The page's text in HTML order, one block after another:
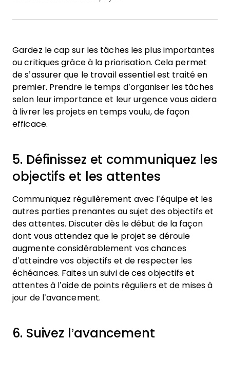
Gardez le cap sur les tâches les plus importantes
ou critiques grâce à la priorisation. Cela permet
de s’assurer que le travail essentiel est traité en
premier. Prendre le temps d’organiser les tâches
selon leur importance et leur urgence vous aidera
à livrer les projets en temps voulu, de façon
efficace.
5. Définissez et communiquez les
objectifs et les attentes
Communiquez régulièrement avec l’équipe et les
autres parties prenantes au sujet des objectifs et
des attentes. Discuter dès le début de la façon
dont vous attendez que le projet se déroule
augmente considérablement vos chances
d’atteindre vos objectifs et de respecter les
échéances. Faites un suivi de ces objectifs et
attentes à l’aide de points réguliers et de mises à
jour de l’avancement.
6. Suivez l’avancement